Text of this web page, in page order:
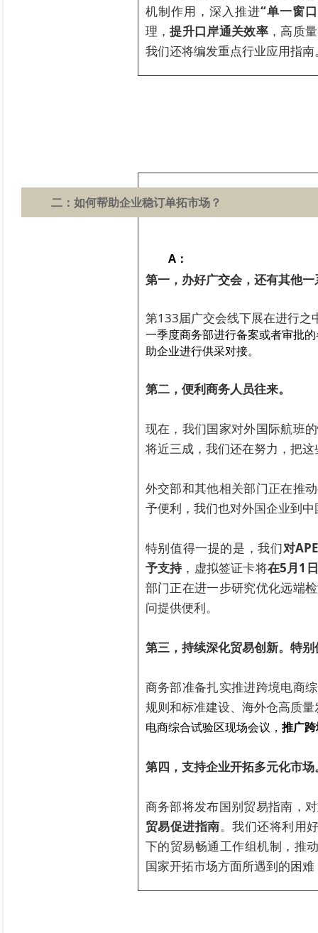
机制作用，深入推进“单一窗
理，提升口岸通关效率，高质
我们还将编发重点行业应用指南
二： 如何帮助企业稳订单拓市场？
A：
第一，办好广交会，还有其他
第133届广交会线下展在进行之
一季度商务部进行备案或者审批
助企业进行供采对接。
第二，便利商务人员往来。
现在，我们国家对外国际航班
将近三成，我们还在努力，把
外交部和其他相关部门正在推
予便利，我们也对外国企业到
特别值得一提的是，我们对
予支持，虚拟签证卡将在5月1
部门正在进一步研究优化远端
问提供便利。
第三，持续深化贸易创新。特
商务部准备扎实推进跨境电商
规则和标准建设、海外仓高质
电商综合试验区现场会议， 推广
第四，支持企业开拓多元化市场
商务部将发布国别贸易指南，
贸易促进指南。我们还将利用
下的贸易畅通工作组机制，推
国家开拓市场方面所遇到的困